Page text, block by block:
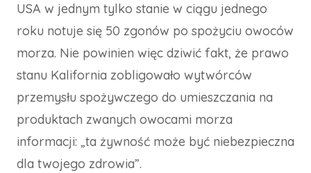
USA w jednym tylko stanie w ciągu jednego
roku notuje się 50 zgonów po spożyciu owoców
morza. Nie powinien więc dziwić fakt, że prawo
stanu Kalifornia zobligowało wytwórców
przemysłu spożywczego do umieszczania na
produktach zwanych owocami morza
informacji: „ta żywność może być niebezpieczna
dla twojego zdrowia”.